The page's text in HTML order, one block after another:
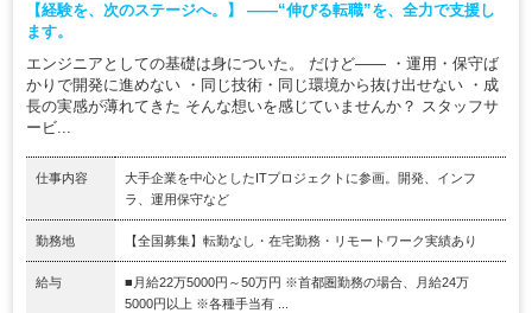
【経験を、次のステージへ。】 ――“伸びる転職”を、全力で支援し
ます。
エンジニアとしての基礎は身についた。 だけど―― ・運用・保守ば
かりで開発に進めない ・同じ技術・同じ環境から抜け出せない ・成
長の実感が薄れてきた そんな想いを感じていませんか？ スタッフサ
ービ...
仕事内容
大手企業を中心としたITプロジェクトに参画。開発、インフ
ラ、運用保守など
勤務地 【全国募集】転勤なし・在宅勤務・リモートワーク実績あり
給与
■月給22万5000円～50万円 ※首都圏勤務の場合、月給24万
5000円以上 ※各種手当有 ...